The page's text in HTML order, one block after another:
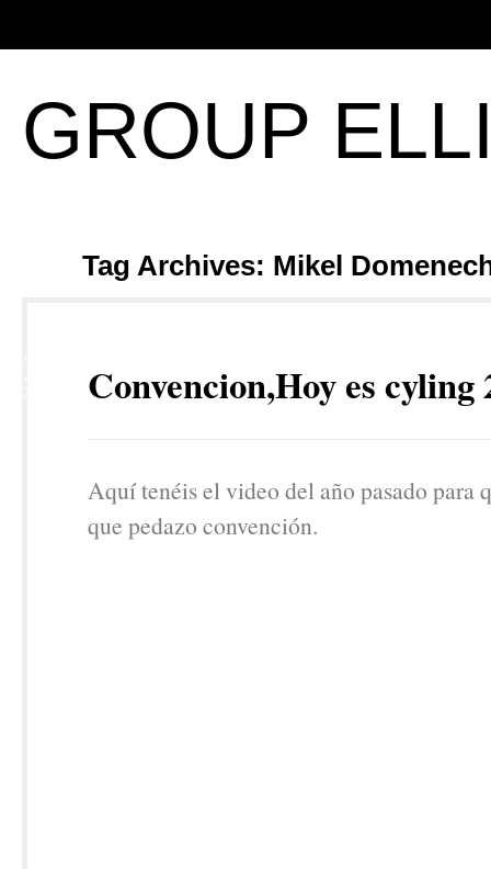
GROUP
Tag Archives: Mikel
Convencion,Hoy es cyling
Aquí tenéis el video del año pasado para
que pedazo convención.